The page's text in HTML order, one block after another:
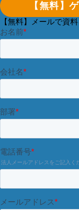
【無料】
【無料】 メールで資